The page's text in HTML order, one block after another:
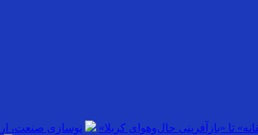
تا «بازآفرینی حال‌وهوای کربلا»
نوسازی صنعت،